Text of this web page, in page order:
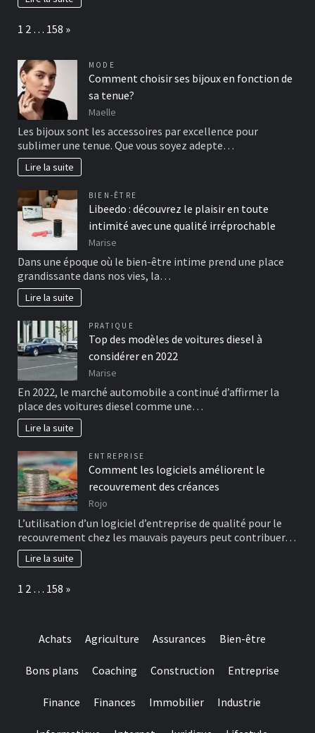
Page:
1 2 … 158 Next
»
MODE
Comment choisir ses bijoux en fonction de
sa tenue?
Maelle
Les bijoux sont les accessoires par excellence pour
sublimer une tenue. Que vous soyez adepte…
Lire la suite
BIEN-ÊTRE
Libeedo : découvrez le plaisir en toute
intimité avec une qualité irréprochable
Marise
Dans une époque où le bien-être intime prend une place
grandissante dans nos vies, la…
Lire la suite
PRATIQUE
Top des modèles de voitures diesel à
considérer en 2022
Marise
En 2022, le marché automobile a continué d’affirmer la
place des voitures diesel comme une…
Lire la suite
ENTREPRISE
Comment les logiciels améliorent le
recouvrement des créances
Rojo
L’utilisation d’un logiciel d’entreprise de qualité pour le
recouvrement chez les mauvais payeurs peut contribuer…
Lire la suite
Page:
1 2 … 158 Next
»
Achats Agriculture Assurances Bien-être
Bons plans Coaching Construction Entreprise
Finance Finances Immobilier Industrie